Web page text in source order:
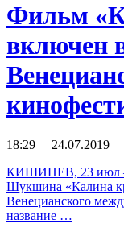
Фильм
включен
18:29 24.07.2019
КИШИНЕВ, 23 июл —
Шукшина «Калина
Венецианского
название …